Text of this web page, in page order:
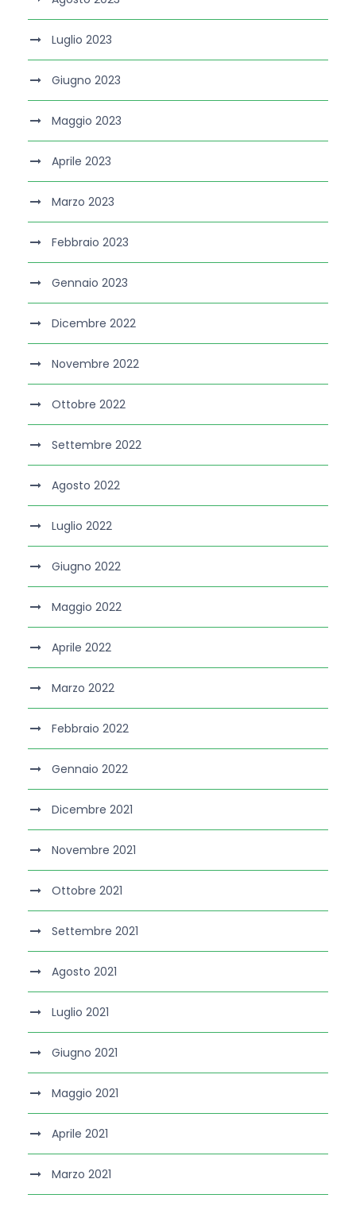
Luglio 2023
Giugno 2023
Maggio 2023
Aprile 2023
Marzo 2023
Febbraio 2023
Gennaio 2023
Dicembre 2022
Novembre 2022
Ottobre 2022
Settembre 2022
Agosto 2022
Luglio 2022
Giugno 2022
Maggio 2022
Aprile 2022
Marzo 2022
Febbraio 2022
Gennaio 2022
Dicembre 2021
Novembre 2021
Ottobre 2021
Settembre 2021
Agosto 2021
Luglio 2021
Giugno 2021
Maggio 2021
Aprile 2021
Marzo 2021